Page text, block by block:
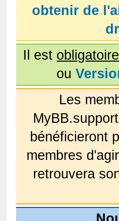
obtenir de
Il est
ou
Les
bénéficieront
membres
retrouvera